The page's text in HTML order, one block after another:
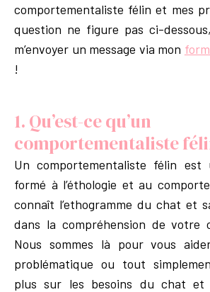
comportementaliste félin et mes
question ne figure pas ci-
m’envoyer un message via mon
!
1. Qu’est-ce qu’un
comportementaliste
Un comportementaliste félin est
formé à l’éthologie et au
connaît l’ethogramme du chat et
dans la compréhension de votre
Nous sommes là pour vous
problématique ou tout
plus sur les besoins du chat